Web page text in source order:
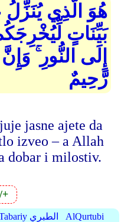
هُوَ الَّذِي
بَيِّنَاتٍ
إِلَى النُّورِ
رَّحِيمٌ
jasne ajete da
izveo – a Allah
dobar i milostiv.
+
AtTabariy الطبري
AlQurtubi